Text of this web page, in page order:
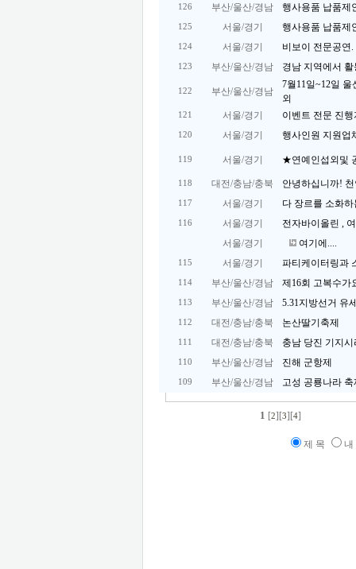
126 부산/울산/경남 행사용품 납품제
125 서울/경기 행사용품 납품제
124 서울/경기 비보이 전문공연
123 부산/울산/경남 경남 지역에서
122 부산/울산/경남
7월11일~12일
외
121 서울/경기 이벤트 전문 진행
120 서울/경기 행사인원 지원업
119 서울/경기 ★연예인섭외및
118 대전/충남/충북 안녕하십니까!
117 서울/경기 다 장르를 소화
116 서울/경기
전자바이올린 ,
서울/경기
여기에....
115 서울/경기 파티케이터링과
114 부산/울산/경남 제16회 고복수가
113 부산/울산/경남 5.31지방선거 유
112 대전/충남/충북 논산딸기축제
111 대전/충남/충북 충남 당진 기지
110 부산/울산/경남 진해 군항제
109 부산/울산/경남 고성 공룡나라 축
1 [2][3][4]
제 목